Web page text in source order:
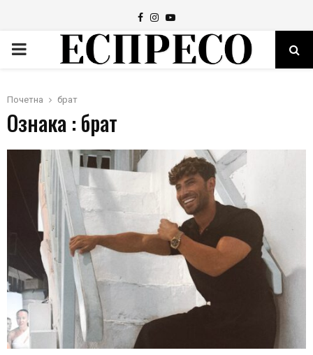
Facebook
Instagram
Youtube
PRIMARY
Почетна брат
Ознака : брат